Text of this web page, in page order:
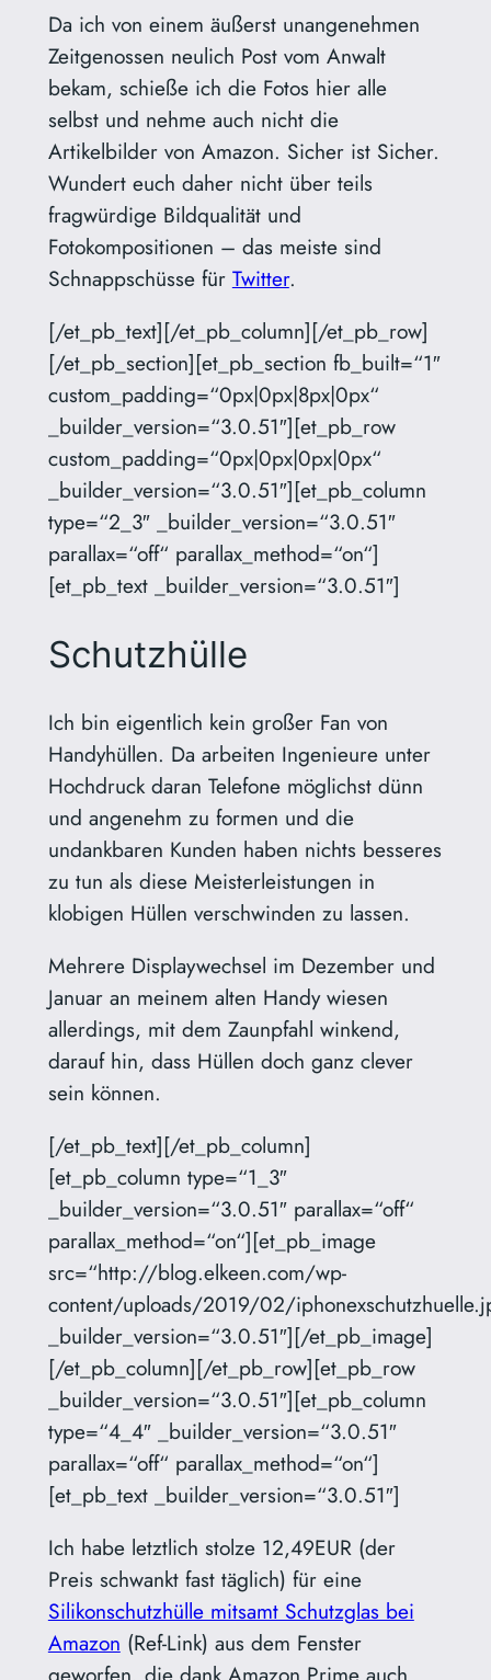
Da ich von einem äußerst unangenehmen
Zeitgenossen neulich Post vom Anwalt
bekam, schieße ich die Fotos hier alle
selbst und nehme auch nicht die
Artikelbilder von Amazon. Sicher ist Sicher.
Wundert euch daher nicht über teils
fragwürdige Bildqualität und
Fotokompositionen – das meiste sind
Schnappschüsse für Twitter.
[/et_pb_text][/et_pb_column][/et_pb_row]
[/et_pb_section][et_pb_section fb_built=“1″
custom_padding=“0px|0px|8px|0px“
_builder_version=“3.0.51″][et_pb_row
custom_padding=“0px|0px|0px|0px“
_builder_version=“3.0.51″][et_pb_column
type=“2_3″ _builder_version=“3.0.51″
parallax=“off“ parallax_method=“on“]
[et_pb_text _builder_version=“3.0.51″]
Schutzhülle
Ich bin eigentlich kein großer Fan von
Handyhüllen. Da arbeiten Ingenieure unter
Hochdruck daran Telefone möglichst dünn
und angenehm zu formen und die
undankbaren Kunden haben nichts besseres
zu tun als diese Meisterleistungen in
klobigen Hüllen verschwinden zu lassen.
Mehrere Displaywechsel im Dezember und
Januar an meinem alten Handy wiesen
allerdings, mit dem Zaunpfahl winkend,
darauf hin, dass Hüllen doch ganz clever
sein können.
[/et_pb_text][/et_pb_column]
[et_pb_column type=“1_3″
_builder_version=“3.0.51″ parallax=“off“
parallax_method=“on“][et_pb_image
src=“http://blog.elkeen.com/wp-
content/uploads/2019/02/
_builder_version=“3.0.51″][/et_pb_image]
[/et_pb_column][/et_pb_row][et_pb_row
_builder_version=“3.0.51″][et_pb_column
type=“4_4″ _builder_version=“3.0.51″
parallax=“off“ parallax_method=“on“]
[et_pb_text _builder_version=“3.0.51″]
Ich habe letztlich stolze 12,49EUR (der
Preis schwankt fast täglich) für eine
Silikonschutzhülle mitsamt Schutzglas bei
Amazon (Ref-Link) aus dem Fenster